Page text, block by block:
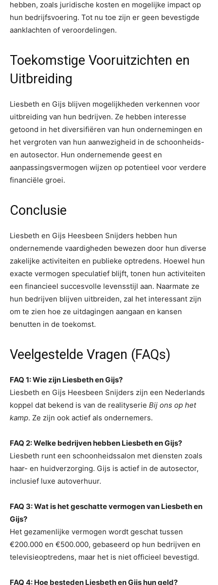
hebben, zoals juridische kosten en mogelijke impact op
hun bedrijfsvoering. Tot nu toe zijn er geen bevestigde
aanklachten of veroordelingen.
Toekomstige Vooruitzichten en
Uitbreiding
Liesbeth en Gijs blijven mogelijkheden verkennen voor
uitbreiding van hun bedrijven. Ze hebben interesse
getoond in het diversifiëren van hun ondernemingen en
het vergroten van hun aanwezigheid in de schoonheids-
en autosector. Hun ondernemende geest en
aanpassingsvermogen wijzen op potentieel voor verdere
financiële groei.
Conclusie
Liesbeth en Gijs Heesbeen Snijders hebben hun
ondernemende vaardigheden bewezen door hun diverse
zakelijke activiteiten en publieke optredens. Hoewel hun
exacte vermogen speculatief blijft, tonen hun activiteiten
een financieel succesvolle levensstijl aan. Naarmate ze
hun bedrijven blijven uitbreiden, zal het interessant zijn
om te zien hoe ze uitdagingen aangaan en kansen
benutten in de toekomst.
Veelgestelde Vragen (FAQs)
FAQ 1: Wie zijn Liesbeth en Gijs?
Liesbeth en Gijs Heesbeen Snijders zijn een Nederlands
koppel dat bekend is van de realityserie Bij ons op het
kamp. Ze zijn ook actief als ondernemers.
FAQ 2: Welke bedrijven hebben Liesbeth en Gijs?
Liesbeth runt een schoonheidssalon met diensten zoals
haar- en huidverzorging. Gijs is actief in de autosector,
inclusief luxe autoverhuur.
FAQ 3: Wat is het geschatte vermogen van Liesbeth en
Gijs?
Het gezamenlijke vermogen wordt geschat tussen
€200.000 en €500.000, gebaseerd op hun bedrijven en
televisieoptredens, maar het is niet officieel bevestigd.
FAQ 4: Hoe besteden Liesbeth en Gijs hun geld?